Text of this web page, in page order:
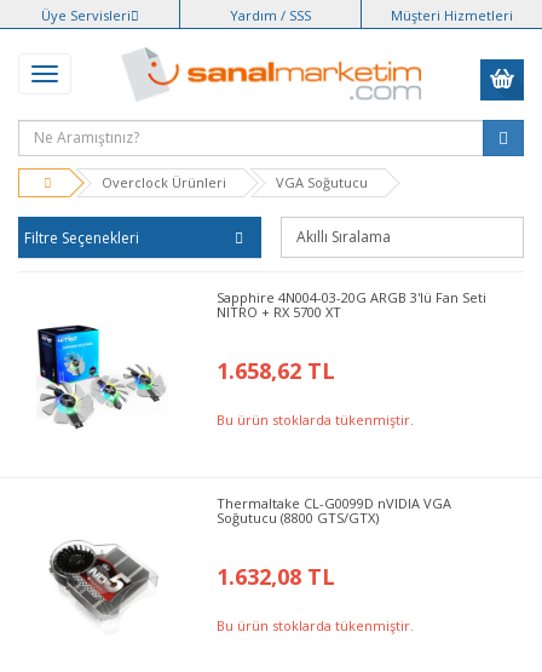
Üye Servisleri Yardım / SSS Müşteri Hizmetleri
Overclock Ürünleri VGA Soğutucu
Filtre Seçenekleri
Sapphire 4N004-03-20G ARGB 3'lü Fan Seti
NITRO + RX 5700 XT
1.658,62 TL
Bu ürün stoklarda tükenmiştir.
Thermaltake CL-G0099D nVIDIA VGA
Soğutucu (8800 GTS/GTX)
1.632,08 TL
Bu ürün stoklarda tükenmiştir.